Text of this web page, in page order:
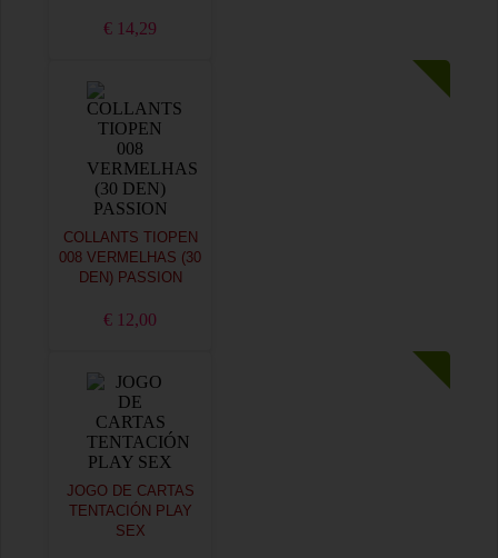
€ 14,29
COLLANTS TIOPEN
008 VERMELHAS (30
DEN) PASSION
€ 12,00
JOGO DE CARTAS
TENTACIÓN PLAY
SEX